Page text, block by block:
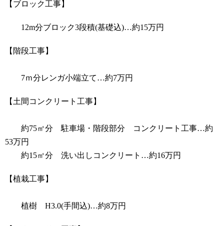
【ブロック工事】
12m分ブロック3段積(基礎込)…約15万円
【階段工事】
7ｍ分レンガ小端立て…約7万円
【土間コンクリート工事】
約75㎡分 駐車場・階段部分 コンクリート工事…約
53万円
約15㎡分 洗い出しコンクリート…約16万円
【植栽工事】
植樹 H3.0(手間込)…約8万円